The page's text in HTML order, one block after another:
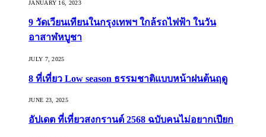
JANUARY 16, 2023
9 วัดเวียนเทียนในกรุงเทพฯ ใกล้รถไฟฟ้า ในวัน
อาสาฬหบูชา
JULY 7, 2025
8 ที่เที่ยว Low season ธรรมชาติแบบหน้าฝนต้นฤดู️
JUNE 23, 2025
อัปเดต ที่เที่ยวสงกรานต์ 2568 ฉบับคนไม่อยากเปียก